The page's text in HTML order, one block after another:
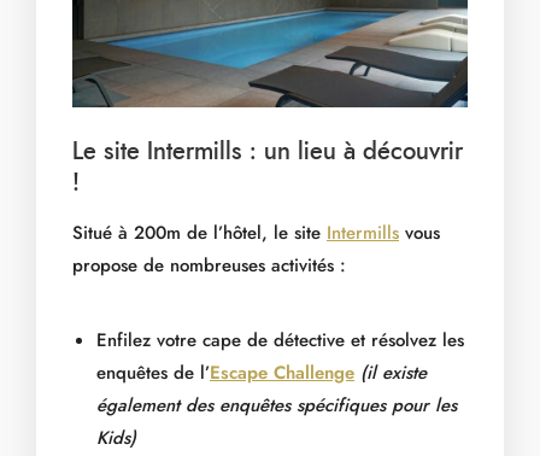
Le site Intermills : un lieu à découvrir
!
Situé à 200m de l’hôtel, le site Intermills vous
propose de nombreuses activités :
Enfilez votre cape de détective et résolvez les
enquêtes de l’Escape Challenge (il existe
également des enquêtes spécifiques pour les
Kids)